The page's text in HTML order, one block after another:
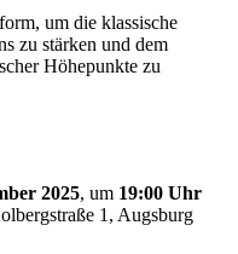
um die klassische
zu stärken und dem
Höhepunkte zu
2025, um 19:00 Uhr
1, Augsburg